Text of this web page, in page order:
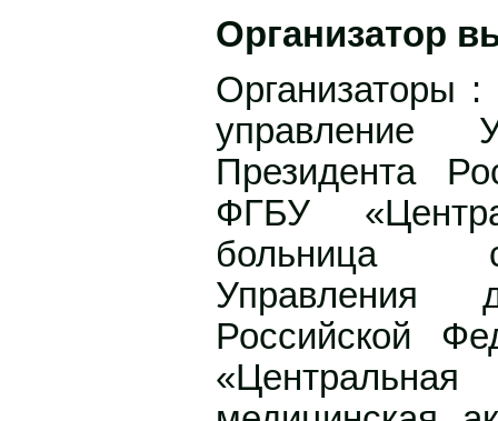
Организатор
Организаторы :
управление
Президента
ФГБУ
больница
Управления
Российской